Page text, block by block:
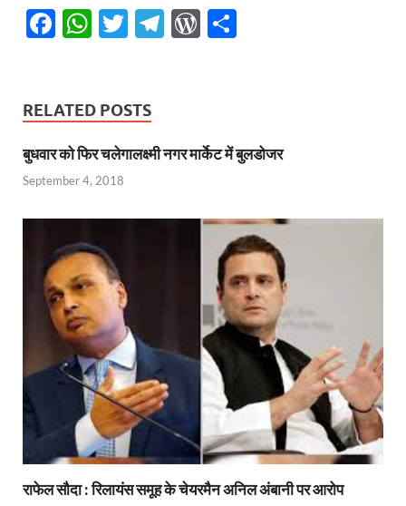
F
b
o
o
W
s
A
p
T
er
T
a
m
W
re
ss
RELATED POSTS
बुधवार को फिर चलेगालक्ष्मी नगर मार्केट में बुलडोजर
September 4, 2018
राफेल सौदा : रिलायंस समूह के चेयरमैन अनिल अंबानी पर आरोप